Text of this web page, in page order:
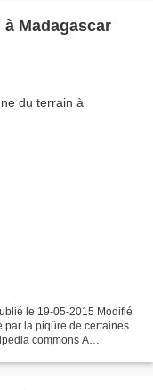
Madagascar
le 19-05-2015 Modifié
par la piqûre de certaines
commons A